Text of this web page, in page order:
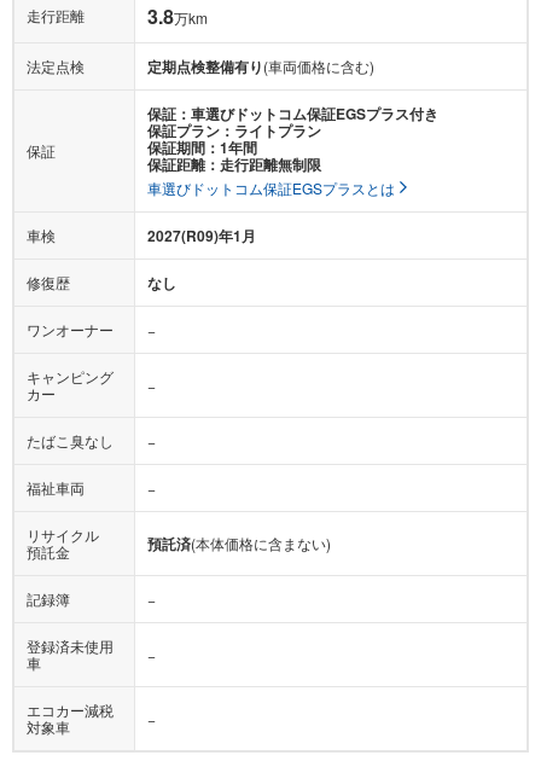
走行距離 3.8万km
法定点検 定期点検整備有り(車両価格に含む)
保証
保証：車選びドットコム保証EGSプラス付き
保証プラン：ライトプラン
保証期間：1年間
保証距離：走行距離無制限
車選びドットコム保証EGSプラスとは
車検 2027(R09)年1月
修復歴 なし
ワンオーナー −
キャンピング
カー
−
たばこ臭なし −
福祉車両 −
リサイクル
預託金
預託済(本体価格に含まない)
記録簿 −
登録済未使用
車
−
エコカー減税
対象車
−